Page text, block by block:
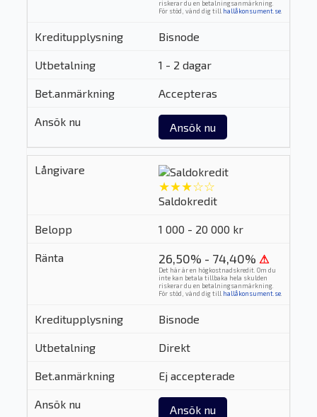
riskerar du en betalningsanmärkning.
För stöd, vänd dig till hallåkonsument.se.
Bisnode
1 - 2 dagar
Accepteras
Ansök nu
★★★☆☆
Saldokredit
1 000 - 20 000 kr
26,50% - 74,40% ⚠
Det här är en högkostnadskredit. Om du
inte kan betala tillbaka hela skulden
riskerar du en betalningsanmärkning.
För stöd, vänd dig till hallåkonsument.se.
Bisnode
Direkt
Ej accepterade
Ansök nu